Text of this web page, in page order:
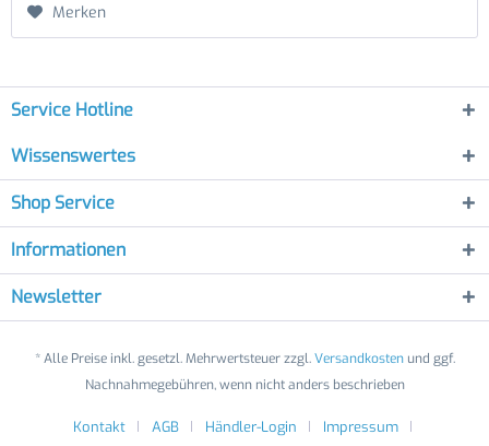
Merken
Service Hotline
Wissenswertes
Shop Service
Informationen
Newsletter
* Alle Preise inkl. gesetzl. Mehrwertsteuer zzgl.Versandkostenund ggf.
Nachnahmegebühren, wenn nicht anders beschrieben
Kontakt AGB Händler-Login Impressum